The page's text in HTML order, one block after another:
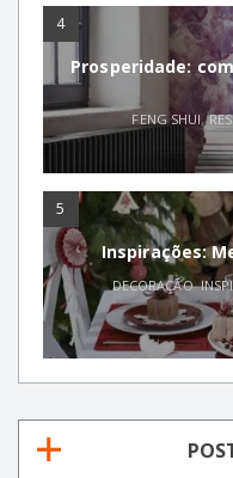
4
Prosperidade:
FENG SHUI,
5
Inspirações:
DECORAÇÃO,